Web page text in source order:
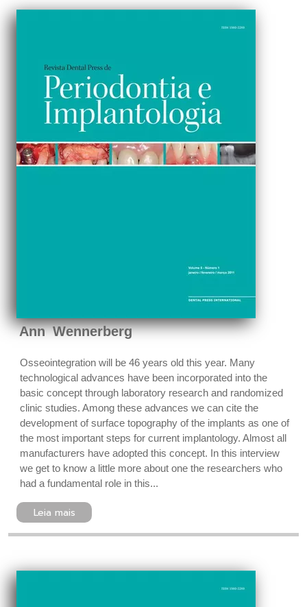
Ann Wennerberg
Osseointegration will be 46 years old this year. Many
technological advances have been incorporated into the
basic concept through laboratory research and randomized
clinic studies. Among these advances we can cite the
development of surface topography of the implants as one of
the most important steps for current implantology. Almost all
manufacturers have adopted this concept. In this interview
we get to know a little more about one the researchers who
had a fundamental role in this...
Leia mais